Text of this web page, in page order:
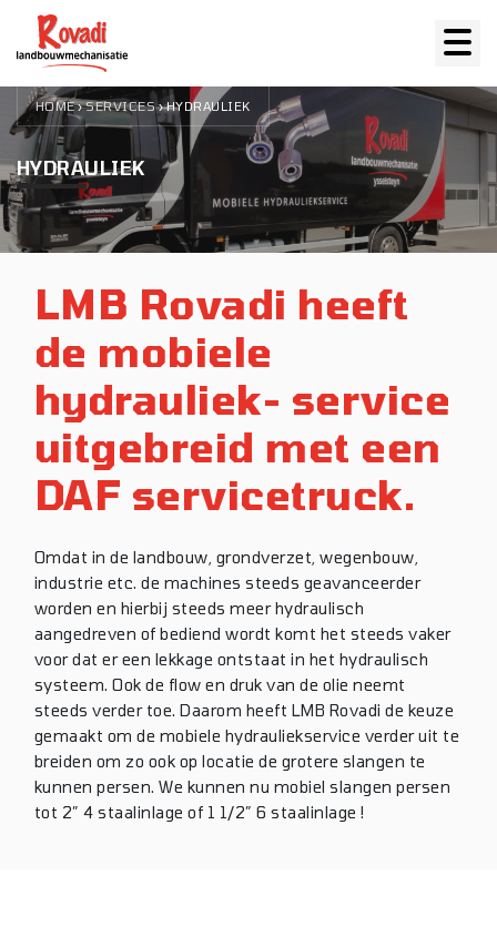
HOME›SERVICES›HYDRAULIEK
HYDRAULIEK
LMB Rovadi heeft
de mobiele
hydrauliek- service
uitgebreid met een
DAF servicetruck.
Omdat in de landbouw, grondverzet, wegenbouw,
industrie etc. de machines steeds geavanceerder
worden en hierbij steeds meer hydraulisch
aangedreven of bediend wordt komt het steeds vaker
voor dat er een lekkage ontstaat in het hydraulisch
systeem. Ook de flow en druk van de olie neemt
steeds verder toe. Daarom heeft LMB Rovadi de keuze
gemaakt om de mobiele hydrauliekservice verder uit te
breiden om zo ook op locatie de grotere slangen te
kunnen persen. We kunnen nu mobiel slangen persen
tot 2″ 4 staalinlage of 1 1/2″ 6 staalinlage !